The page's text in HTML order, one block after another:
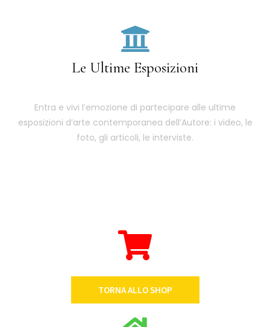
Le Ultime Esposizioni
Entra e vivi l’emozione di partecipare alle ultime
esposizioni d’arte contemporanea dell’Autore: i video, le
foto, gli articoli, le interviste.
TORNA ALLO SHOP